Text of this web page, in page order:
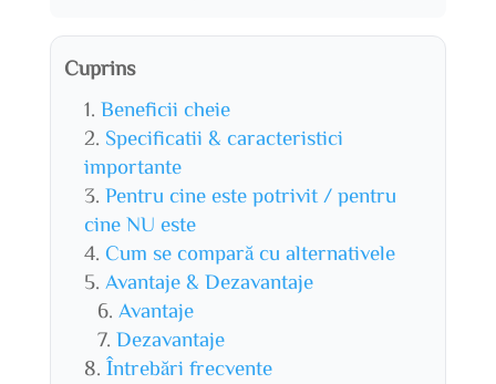
Cuprins
Beneficii cheie
Specificatii & caracteristici
importante
Pentru cine este potrivit / pentru
cine NU este
Cum se compară cu alternativele
Avantaje & Dezavantaje
Avantaje
Dezavantaje
Întrebări frecvente